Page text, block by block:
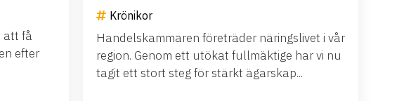
att få
efter
Krönikor
Handelskammaren företräder näringslivet i vår
region. Genom ett utökat fullmäktige har vi nu
tagit ett stort steg för stärkt ägarskap...